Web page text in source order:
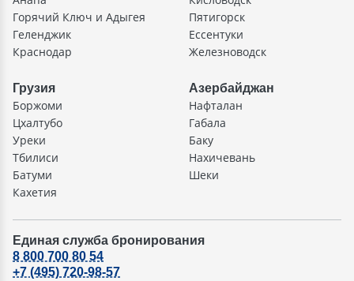
Горячий Ключ и Адыгея
Геленджик
Краснодар
Пятигорск
Ессентуки
Железноводск
Грузия
Боржоми
Цхалтубо
Уреки
Тбилиси
Батуми
Кахетия
Азербайджан
Нафталан
Габала
Баку
Нахичевань
Шеки
Единая служба бронирования
8 800 700 80 54
+7 (495) 720-98-57